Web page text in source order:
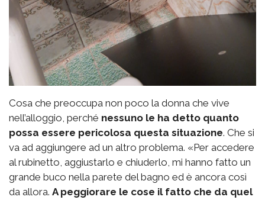
Cosa che preoccupa non poco la donna che vive
nell’alloggio, perché nessuno le ha detto quanto
possa essere pericolosa questa situazione. Che si
va ad aggiungere ad un altro problema. «Per accedere
al rubinetto, aggiustarlo e chiuderlo, mi hanno fatto un
grande buco nella parete del bagno ed è ancora così
da allora. A peggiorare le cose il fatto che da quel